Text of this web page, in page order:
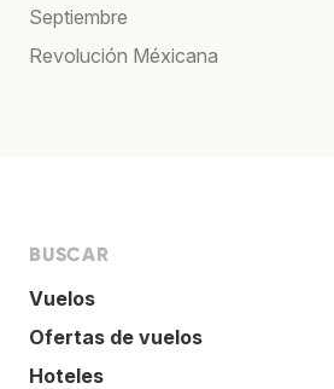
Septiembre
Revolución Méxicana
BUSCAR
Vuelos
Ofertas de vuelos
Hoteles